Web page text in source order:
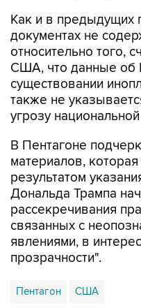
Как и в предыдущих
документах не
относительно того,
США, что данные об
существовании
также не
угрозу
В Пентагоне
материалов,
результатом
Дональда Трампа
рассекречивания
связанных с
явлениями, в
прозрачности".
Пентагон США